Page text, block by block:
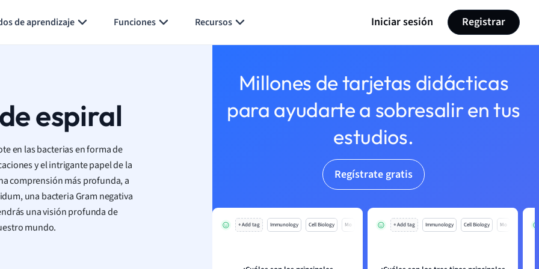
de aprendizaje Funciones Recursos Iniciar sesión Registrar
espiral
en las bacterias en forma de
y el intrigante papel de la
comprensión más profunda, a
una bacteria Gram negativa
una visión profunda de
mundo.
Millones de tarjetas didácticas
para ayudarte a sobresalir en tus
estudios.
Regístrate gratis
+ Add tag Immunology Cell Biology Mo + Add tag Immunology Cell Biology Mo